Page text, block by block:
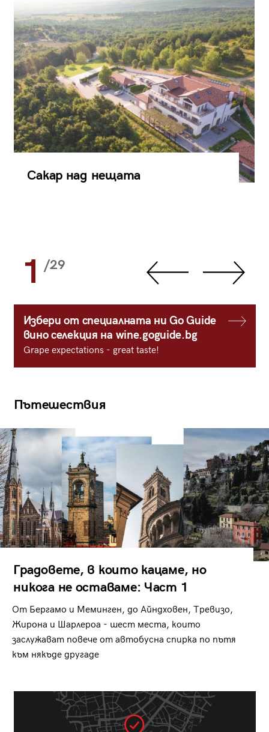
Сакар над нещата
1 /29
Избери от специалната ни Go Guide
вино селекция на wine.goguide.bg
Grape expectations - great taste!
Пътешествия
Градовете, в които кацаме, но
никога не оставаме: Част 1
От Бергамо и Меминген, до Айндховен, Тревизо,
Жирона и Шарлероа - шест места, които
заслужават повече от автобусна спирка по пътя
към някъде другаде